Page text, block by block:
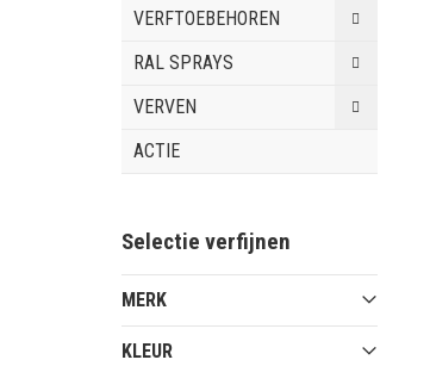
VERFTOEBEHOREN
RAL SPRAYS
VERVEN
ACTIE
Selectie verfijnen
MERK
KLEUR